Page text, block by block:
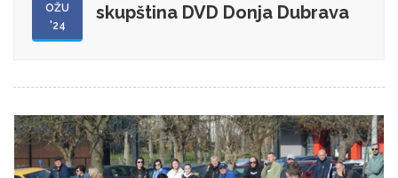
OŽU
'24
skupština DVD Donja Dubrava